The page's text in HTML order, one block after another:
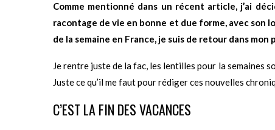
Comme mentionné dans un récent article, j’ai
racontage de vie en bonne et due forme, avec son
de la semaine en France, je suis de retour dans mon
Je rentre juste de la fac, les lentilles pour la semaines
Juste ce qu’il me faut pour rédiger ces nouvelles
C’EST LA FIN DES VACANCES